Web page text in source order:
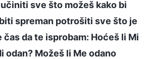
sve što možeš kako bi
spreman potrošiti sve što je
čas da te isprobam: Hoćeš li Mi
odan? Možeš li Me odano